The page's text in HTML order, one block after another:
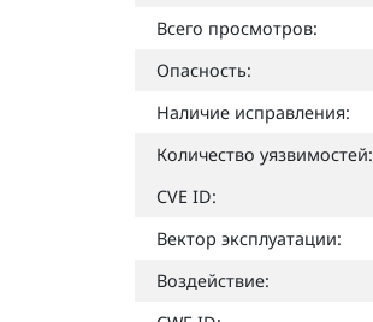
Всего просмотров:
Опасность:
Наличие исправления:
Количество уязвимостей:
CVE ID:
Вектор эксплуатации:
Воздействие: